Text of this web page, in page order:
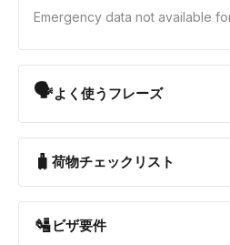
Emergency data not available
🗣よく使うフレーズ
🧳 荷物チェックリスト
🛂ビザ要件